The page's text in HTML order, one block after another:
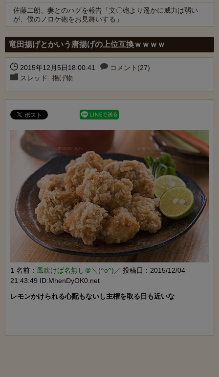
佐藤二朗、妻とのハグを報告「文〇砲より遥かに威力は弱い
が、僕のノロケ砲をお見舞いする」
竜田揚げとかいう唐揚げの上位互換ｗｗｗｗ
2015年12月5日18:00:41
コメント(27)
スレッド
揚げ物
1 名前： 風吹けば名無し＠＼(^o^)／ 投稿日：2015/12/04
21:43:49 ID:MhenDyOK0.net
レモンかけられる心配もないし主権を取る日も近いな